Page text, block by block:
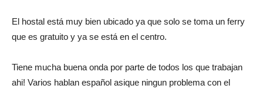
El hostal está muy bien ubicado ya que solo se toma un ferry
que es gratuito y ya se está en el centro.
Tiene mucha buena onda por parte de todos los que trabajan
ahi! Varios hablan español asique ningun problema con el